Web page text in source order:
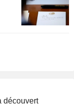
découvert